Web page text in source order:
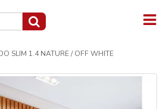
SLIM 1.4 NATURE / OFF WHITE